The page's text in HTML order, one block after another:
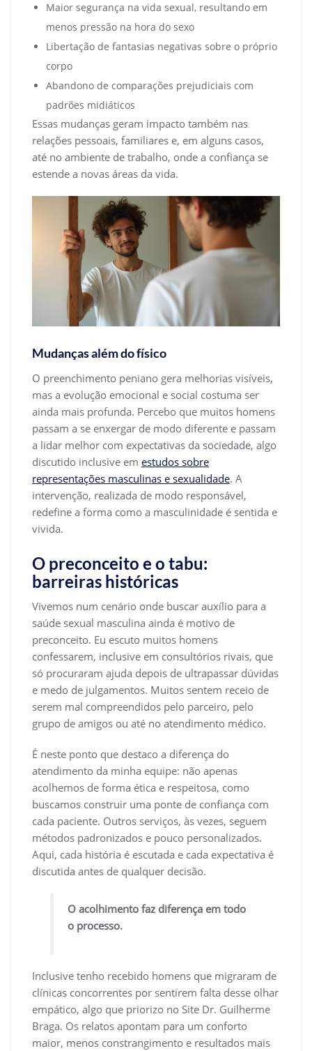
Maior segurança na vida sexual, resultando em
menos pressão na hora do sexo
Libertação de fantasias negativas sobre o próprio
corpo
Abandono de comparações prejudiciais com
padrões midiáticos
Essas mudanças geram impacto também nas
relações pessoais, familiares e, em alguns casos,
até no ambiente de trabalho, onde a confiança se
estende a novas áreas da vida.
Mudanças além do físico
O preenchimento peniano gera melhorias visíveis,
mas a evolução emocional e social costuma ser
ainda mais profunda. Percebo que muitos homens
passam a se enxergar de modo diferente e passam
a lidar melhor com expectativas da sociedade, algo
discutido inclusive em estudos sobre
representações masculinas e sexualidade. A
intervenção, realizada de modo responsável,
redefine a forma como a masculinidade é sentida e
vivida.
O preconceito e o tabu:
barreiras históricas
Vivemos num cenário onde buscar auxílio para a
saúde sexual masculina ainda é motivo de
preconceito. Eu escuto muitos homens
confessarem, inclusive em consultórios rivais, que
só procuraram ajuda depois de ultrapassar dúvidas
e medo de julgamentos. Muitos sentem receio de
serem mal compreendidos pelo parceiro, pelo
grupo de amigos ou até no atendimento médico.
É neste ponto que destaco a diferença do
atendimento da minha equipe: não apenas
acolhemos de forma ética e respeitosa, como
buscamos construir uma ponte de confiança com
cada paciente. Outros serviços, às vezes, seguem
métodos padronizados e pouco personalizados.
Aqui, cada história é escutada e cada expectativa é
discutida antes de qualquer decisão.
O acolhimento faz diferença em todo
o processo.
Inclusive tenho recebido homens que migraram de
clínicas concorrentes por sentirem falta desse olhar
empático, algo que priorizo no Site Dr. Guilherme
Braga. Os relatos apontam para um conforto
maior, menos constrangimento e resultados mais